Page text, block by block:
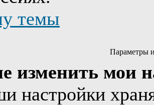
темы
Параметры
изменить мои
настройки